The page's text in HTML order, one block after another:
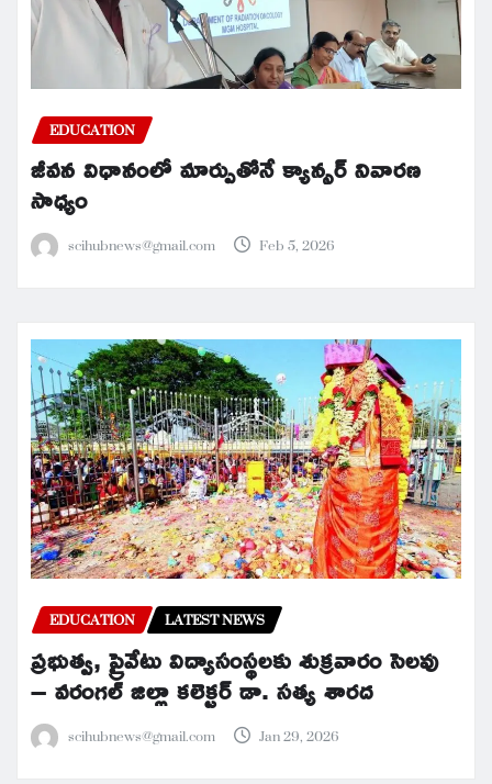
EDUCATION
జీవన విధానంలో మార్పుతోనే క్యాన్సర్ నివారణ
సాధ్యం
scihubnews@gmail.com Feb 5, 2026
EDUCATION LATEST NEWS
ప్రభుత్వ, ప్రైవేటు విద్యాసంస్థలకు శుక్రవారం సెలవు
– వరంగల్ జిల్లా కలెక్టర్ డా. సత్య శారద
scihubnews@gmail.com Jan 29, 2026